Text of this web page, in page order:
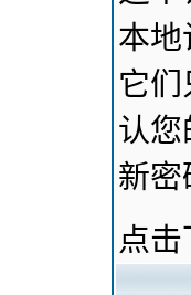
本地
它
认您
新密
点